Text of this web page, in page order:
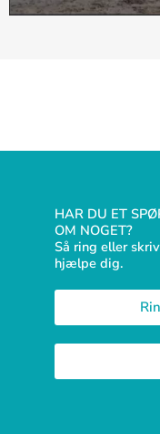
HAR DU ET
OM NOGET?
Så ring eller
hjælpe dig.